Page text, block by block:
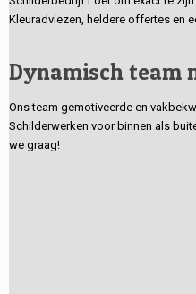
Kleuradviezen, heldere offertes en
Dynamisch team
Ons team gemotiveerde en
Schilderwerken voor binnen als
we graag!